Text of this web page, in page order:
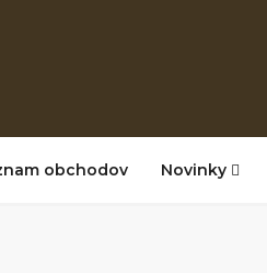
obchodov Novinky